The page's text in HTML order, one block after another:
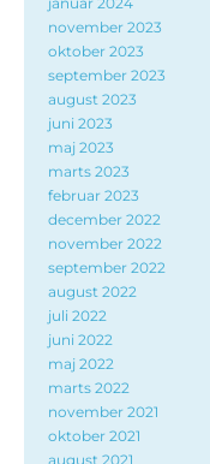
november 2023
oktober 2023
september 2023
august 2023
juni 2023
maj 2023
marts 2023
februar 2023
december 2022
november 2022
september 2022
august 2022
juli 2022
juni 2022
maj 2022
marts 2022
november 2021
oktober 2021
august 2021